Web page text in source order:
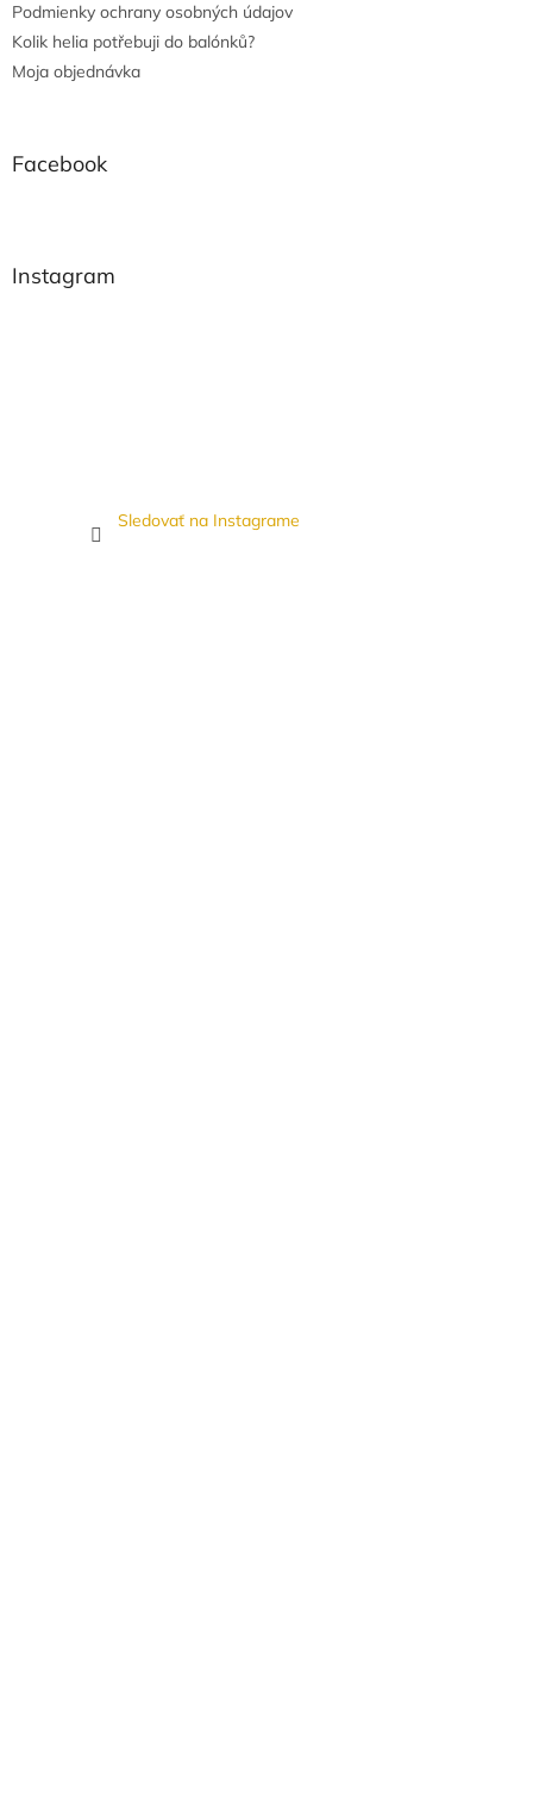
Podmienky ochrany osobných údajov
Kolik helia potřebuji do balónků?
Moja objednávka
Facebook
Instagram
Sledovať na Instagrame